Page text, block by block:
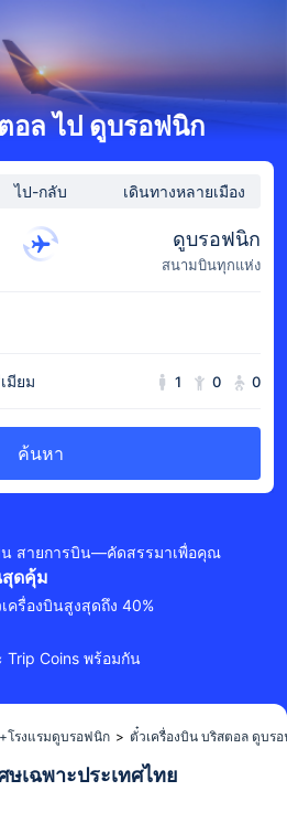
อล ไป ดูบรอฟนิก
ไป-กลับ เดินทางหลายเมือง
ดูบรอฟนิก
สนามบินทุกแห่ง
มียม 1 0 0
ค้นหา
น สายการบิน—คัดสรรมาเพื่อคุณ
สุดคุ้ม
ครื่องบินสูงสุดถึง 40%
Coins พร้อมกัน
โรงแรมดูบรอฟนิก > ตั๋วเครื่องบิน บริสตอล ดูบร
เฉพาะประเทศไทย